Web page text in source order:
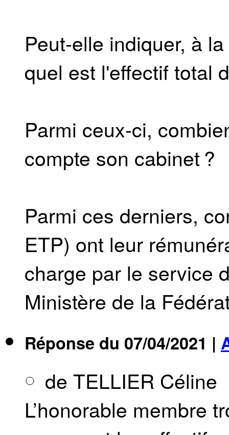
Peut-elle indiquer, à
quel est l'effectif total
Parmi ceux-ci,
compte son cabinet ?
Parmi ces derniers,
ETP) ont leur
charge par le service
Ministère de la
Réponse du 07/04/2021 |
de TELLIER Céline
L’honorable membre